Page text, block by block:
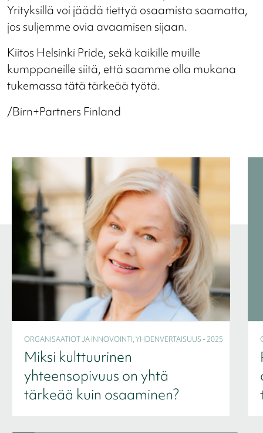
Yrityksillä voi jäädä tiettyä osaamista saamatta,
jos suljemme ovia avaamisen sijaan.
Kiitos Helsinki Pride, sekä kaikille muille
kumppaneille siitä, että saamme olla mukana
tukemassa tätä tärkeää työtä.
/Birn+Partners Finland
ORGANISAATIOT JA INNOVOINTI, YHDENVERTAISUUS - 2025
Miksi kulttuurinen
yhteensopivuus on yhtä
tärkeää kuin osaaminen?